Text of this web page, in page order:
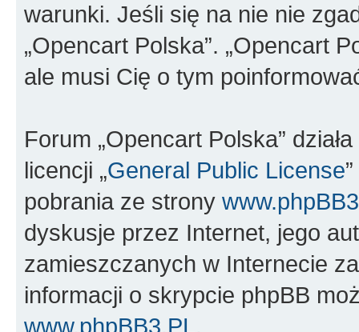
warunki. Jeśli się na nie nie
„Opencart Polska”. „Opencart
ale musi Cię o tym
Forum „Opencart Polska”
licencji „General Public License
pobrania ze strony
dyskusje przez Internet, jego
zamieszczanych w Internecie
informacji o skrypcie phpBB
www.phpBB3.PL.